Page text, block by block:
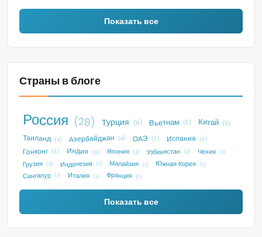
Показать все
Страны в блоге
Россия (28) Турция (8) Вьетнам (5) Китай (5)
Таиланд (4) Азербайджан (4) ОАЭ (3) Испания (3)
Гонконг (3) Индия (3) Япония (2) Узбекистан (2) Чехия (2)
Грузия (2) Индонезия (1) Малайзия (1) Южная Корея (1)
Сингапур (1) Италия (1) Франция (1)
Показать все